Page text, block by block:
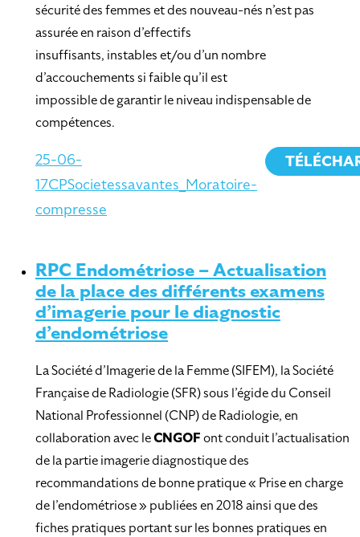
sécurité des femmes et des nouveau-nés n’est pas
assurée en raison d’effectifs
insuffisants, instables et/ou d’un nombre
d’accouchements si faible qu’il est
impossible de garantir le niveau indispensable de
compétences.
25-06-
17CPSocietessavantes_Moratoire-
compresse
RPC Endométriose – Actualisation
de la place des différents examens
d’imagerie pour le diagnostic
d’endométriose
La Société d’Imagerie de la Femme (SIFEM), la Société
Française de Radiologie (SFR) sous l’égide du Conseil
National Professionnel (CNP) de Radiologie, en
collaboration avec leCNGOFont conduit l’actualisation
de la partie imagerie diagnostique des
recommandations de bonne pratique « Prise en charge
de l’endométriose » publiées en 2018 ainsi que des
fiches pratiques portant sur les bonnes pratiques en